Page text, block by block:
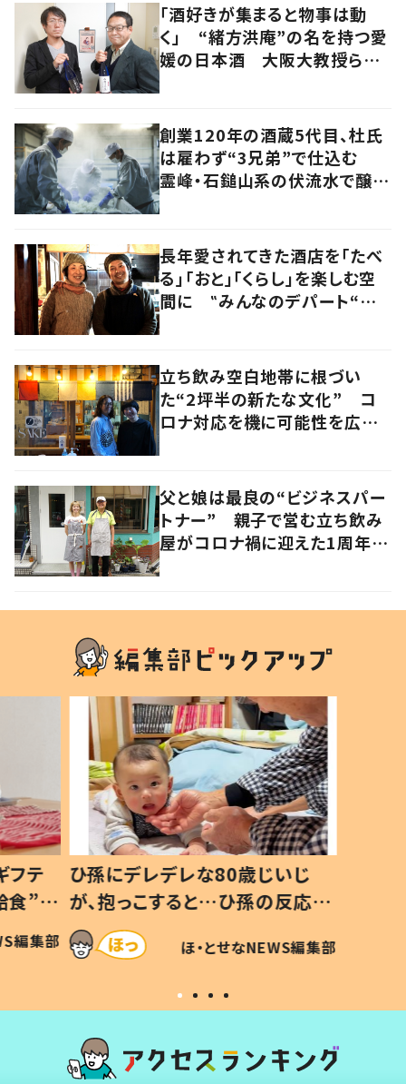
「酒好きが集まると物事は動
く」 “緒方洪庵”の名を持つ愛
媛の日本酒 大阪大教授らの
創業120年の酒蔵5代目、杜氏
は雇わず“3兄弟”で仕込む
霊峰・石鎚山系の伏流水で醸
長年愛されてきた酒店を「たべ
る」「おと」「くらし」を楽しむ空
間に ‟みんなのデパート“の
立ち飲み空白地帯に根づい
た“2坪半の新たな文化” コ
ロナ対応を機に可能性を広げ
父と娘は最良の“ビジネスパー
トナー” 親子で営む立ち飲み
屋がコロナ禍に迎えた1周年、
フテ
食”を
の親
編集部
ひ孫にデレデレな80歳じいじ
が、抱っこすると…ひ孫の反応に
「涙が出ました」「可愛くて仕方な
い」
ほ・とせなNEWS編集部